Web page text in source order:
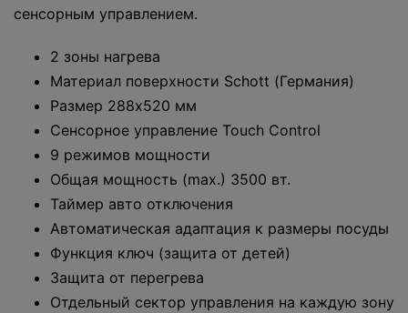
сенсорным управлением.
2 зоны нагрева
Материал поверхности Schott (Германия)
Размер 288х520 мм
Сенсорное управление Touch Control
9 режимов мощности
Общая мощность (max.) 3500 вт.
Таймер авто отключения
Автоматическая адаптация к размеры посуды
Функция ключ (защита от детей)
Защита от перегрева
Отдельный сектор управления на каждую зону